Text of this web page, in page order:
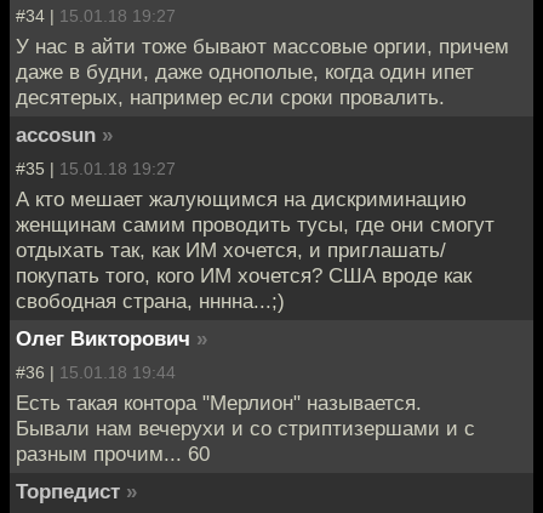
#34 | 15.01.18 19:27
У нас в айти тоже бывают массовые оргии, причем
даже в будни, даже однополые, когда один ипет
десятерых, например если сроки провалить.
accosun »
#35 | 15.01.18 19:27
А кто мешает жалующимся на дискриминацию
женщинам самим проводить тусы, где они смогут
отдыхать так, как ИМ хочется, и приглашать/
покупать того, кого ИМ хочется? США вроде как
свободная страна, нннна...;)
Олег Викторович »
#36 | 15.01.18 19:44
Есть такая контора "Мерлион" называется.
Бывали нам вечерухи и со стриптизершами и с
разным прочим... 60
Торпедист »